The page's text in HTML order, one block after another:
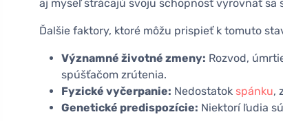
aj myseľ strácajú svoju schopnosť vyrovnať sa
Ďalšie faktory, ktoré môžu prispieť k tomuto
Významné životné zmeny: Rozvod,
spúšťačom zrútenia.
Fyzické vyčerpanie: Nedostatok spánku,
Genetické predispozície: Niektorí ľudia